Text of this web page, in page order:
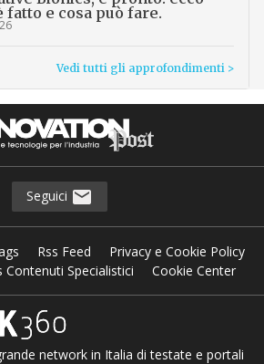
fatto e cosa può fare.
Vedi tutti gli approfondimenti >
Seguici
Rss Feed
Privacy e Cookie Policy
Specialistici
Cookie Center
network in Italia di testate e portali